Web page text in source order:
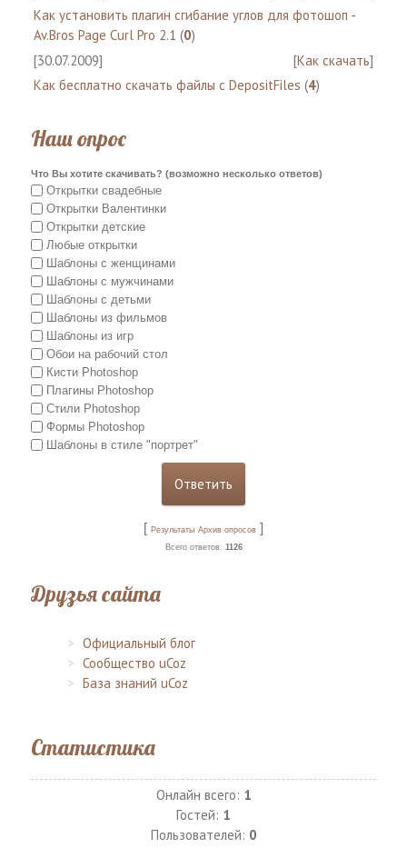
Как установить плагин сгибание углов для фотошоп -
Av.Bros Page Curl Pro 2.1 (0)
[30.07.2009]
[Как скачать]
Как бесплатно скачать файлы с DepositFiles (4)
Наш опрос
Что Вы хотите скачивать? (возможно несколько ответов)
Открытки свадебные
Открытки Валентинки
Открытки детские
Любые открытки
Шаблоны с женщинами
Шаблоны с мужчинами
Шаблоны с детьми
Шаблоны из фильмов
Шаблоны из игр
Обои на рабочий стол
Кисти Photoshop
Плагины Photoshop
Стили Photoshop
Формы Photoshop
Шаблоны в стиле "портрет"
[ Результаты Архив опросов ]
Всего ответов: 1126
Друзья сайта
Официальный блог
Сообщество uCoz
База знаний uCoz
Статистика
Онлайн всего: 1
Гостей: 1
Пользователей: 0